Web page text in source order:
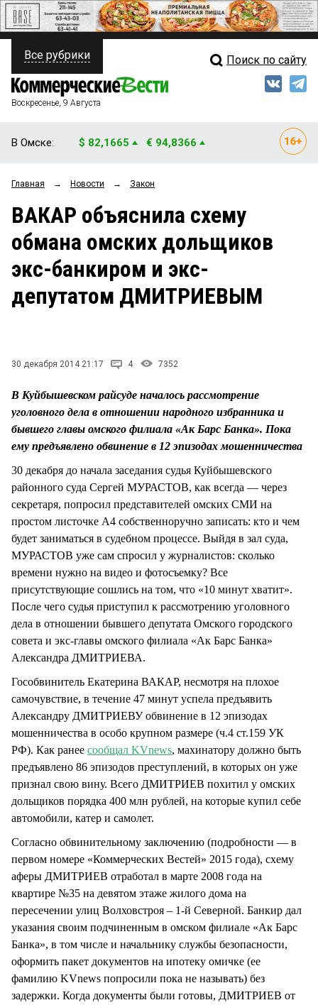
ПОЛИТИКА
ФИНАНСЫ
ОБЩЕСТВО
ЗАКОН
Свежий выпуск
Рейтинги
Блоги
Архив
Все рубрики Поиск по сайту
Воскресенье, 9 Августа
В Омске: $ 82,1665 € 94,8366
Главная → Новости → Закон
ВАКАР объяснила схему
обмана омских дольщиков
экс-банкиром и экс-
депутатом ДМИТРИЕВЫМ
30 декабря 2014 21:17 4 7352
В Куйбышевском райсуде началось рассмотрение
уголовного дела в отношении народного избранника и
бывшего главы омского филиала «Ак Барс Банка». Пока
ему предъявлено обвинение в 12 эпизодах мошенничества
30 декабря до начала заседания судья Куйбышевского
районного суда Сергей МУРАСТОВ, как всегда — через
секретаря, попросил представителей омских СМИ на
простом листочке А4 собственноручно записать: кто и чем
будет заниматься в судебном процессе. Выйдя в зал суда,
МУРАСТОВ уже сам спросил у журналистов: сколько
времени нужно на видео и фотосъемку? Все
присутствующие сошлись на том, что «10 минут хватит».
После чего судья приступил к рассмотрению уголовного
дела в отношении бывшего депутата Омского городского
совета и экс-главы омского филиала «Ак Барс Банка»
Александра ДМИТРИЕВА.
Гособвинитель Екатерина ВАКАР, несмотря на плохое
самочувствие, в течение 47 минут успела предъявить
Александру ДМИТРИЕВУ обвинение в 12 эпизодах
мошенничества в особо крупном размере (ч.4 ст.159 УК
РФ). Как ранее сообщал KVnews, махинатору должно быть
предъявлено 86 эпизодов преступлений, в которых он уже
признал свою вину. Всего ДМИТРИЕВ похитил у омских
дольщиков порядка 400 млн рублей, на которые купил себе
автомобили, катер и самолет.
Согласно обвинительному заключению (подробности — в
первом номере «Коммерческих Вестей» 2015 года), схему
аферы ДМИТРИЕВ отработал в марте 2008 года на
квартире №35 на девятом этаже жилого дома на
пересечении улиц Волховстроя – 1-й Северной. Банкир дал
указания своим подчиненным в омском филиале «Ак Барс
Банка», в том числе и начальнику службы безопасности,
оформить пакет документов на ипотеку омичке (ее
фамилию KVnews попросили пока не называть) без
задержки. Когда документы были готовы, ДМИТРИЕВ от